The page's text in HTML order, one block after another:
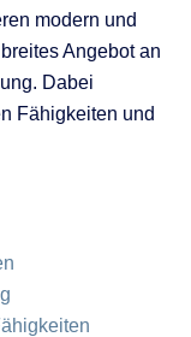
modern und
Angebot an
Dabei
Fähigkeiten und